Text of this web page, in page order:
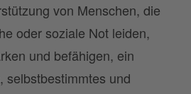
von Menschen, die
oder soziale Not leiden,
und befähigen, ein
selbstbestimmtes und